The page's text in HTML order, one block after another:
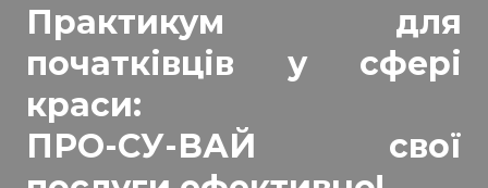
Практикум для
початківців у сфері
краси:
ПРО-СУ-ВАЙ свої